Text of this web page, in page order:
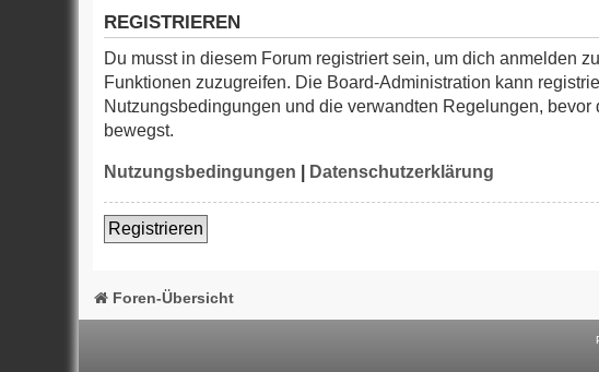
REGISTRIEREN
Du musst in diesem Forum registriert sein, um dich anmelden
Funktionen zuzugreifen. Die Board-Administration kann
Nutzungsbedingungen und die verwandten Regelungen,
bewegst.
Nutzungsbedingungen Datenschutzerklärung
Registrieren
Foren-Übersicht